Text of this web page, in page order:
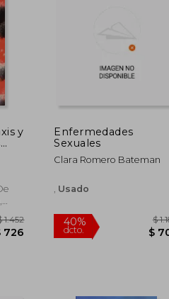
y
Enfermedades
Sexuales
Clara Romero Bateman
Usado